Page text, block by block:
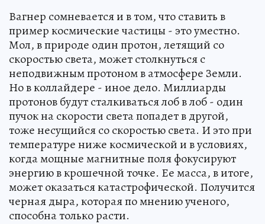
Вагнер сомневается и в том, что ставить в
пример космические частицы - это уместно.
Мол, в природе один протон, летящий со
скоростью света, может столкнуться с
неподвижным протоном в атмосфере Земли.
Но в коллайдере - иное дело. Миллиарды
протонов будут сталкиваться лоб в лоб - один
пучок на скорости света попадет в другой,
тоже несущийся со скоростью света. И это при
температуре ниже космической и в условиях,
когда мощные магнитные поля фокусируют
энергию в крошечной точке. Ее масса, в итоге,
может оказаться катастрофической. Получится
черная дыра, которая по мнению ученого,
способна только расти.